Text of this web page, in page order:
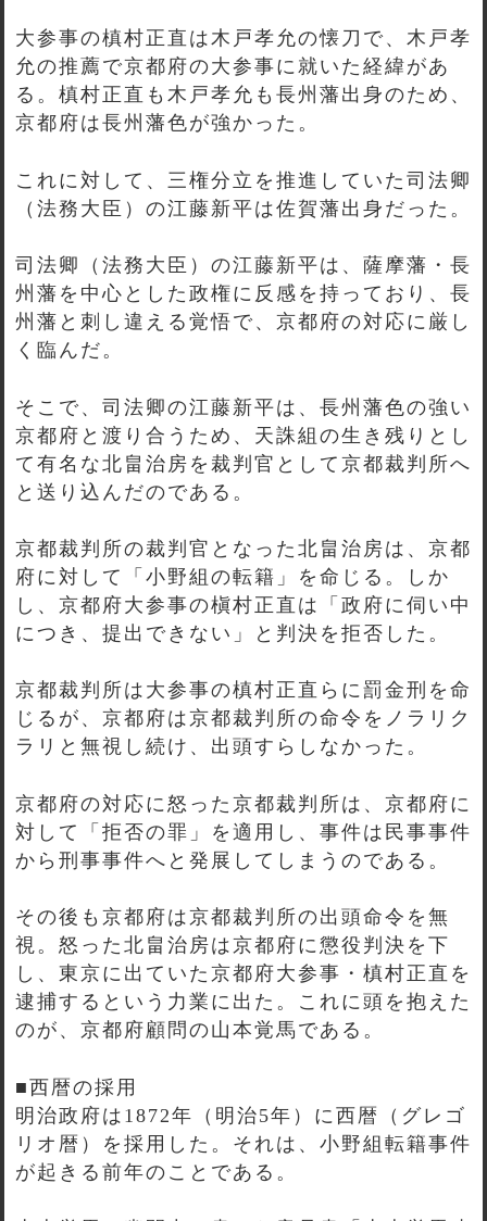
大参事の槙村正直は木戸孝允の懐刀で、木戸孝
允の推薦で京都府の大参事に就いた経緯があ
る。槙村正直も木戸孝允も長州藩出身のため、
京都府は長州藩色が強かった。
これに対して、三権分立を推進していた司法卿
（法務大臣）の江藤新平は佐賀藩出身だった。
司法卿（法務大臣）の江藤新平は、薩摩藩・長
州藩を中心とした政権に反感を持っており、長
州藩と刺し違える覚悟で、京都府の対応に厳し
く臨んだ。
そこで、司法卿の江藤新平は、長州藩色の強い
京都府と渡り合うため、天誅組の生き残りとし
て有名な北畠治房を裁判官として京都裁判所へ
と送り込んだのである。
京都裁判所の裁判官となった北畠治房は、京都
府に対して「小野組の転籍」を命じる。しか
し、京都府大参事の槇村正直は「政府に伺い中
につき、提出できない」と判決を拒否した。
京都裁判所は大参事の槙村正直らに罰金刑を命
じるが、京都府は京都裁判所の命令をノラリク
ラリと無視し続け、出頭すらしなかった。
京都府の対応に怒った京都裁判所は、京都府に
対して「拒否の罪」を適用し、事件は民事事件
から刑事事件へと発展してしまうのである。
その後も京都府は京都裁判所の出頭命令を無
視。怒った北畠治房は京都府に懲役判決を下
し、東京に出ていた京都府大参事・槙村正直を
逮捕するという力業に出た。これに頭を抱えた
のが、京都府顧問の山本覚馬である。
■西暦の採用
明治政府は1872年（明治5年）に西暦（グレゴ
リオ暦）を採用した。それは、小野組転籍事件
が起きる前年のことである。